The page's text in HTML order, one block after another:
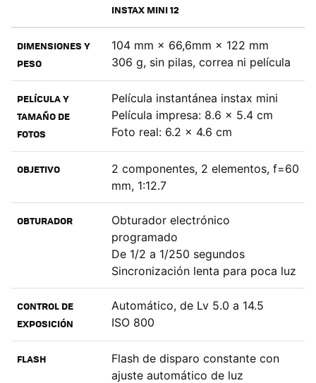
INSTAX MINI 12
DIMENSIONES Y
PESO
104 mm × 66,6mm × 122 mm
306 g, sin pilas, correa ni película
PELÍCULA Y
TAMAÑO DE
FOTOS
Película instantánea instax mini
Película impresa: 8.6 x 5.4 cm
Foto real: 6.2 x 4.6 cm
OBJETIVO
2 componentes, 2 elementos, f=60
mm, 1:12.7
OBTURADOR
Obturador electrónico
programado
De 1/2 a 1/250 segundos
Sincronización lenta para poca luz
CONTROL DE
EXPOSICIÓN
Automático, de Lv 5.0 a 14.5
ISO 800
FLASH
Flash de disparo constante con
ajuste automático de luz